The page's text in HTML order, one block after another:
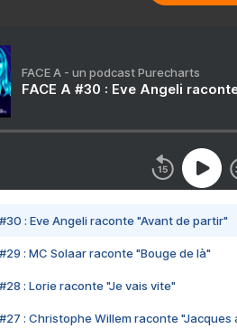
FACE A - un podcast Purecharts
FACE A #30 : Eve Angeli
#30 : Eve Angeli raconte "Avant de partir"
#29 : MC Solaar raconte "Bouge de là"
#28 : Lorie raconte "Je vais vite"
#27 : Christophe Willem raconte "Jacques